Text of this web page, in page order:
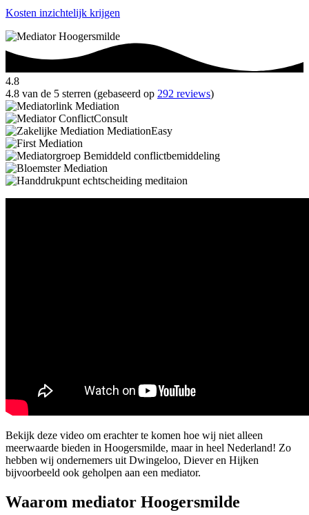
Kosten inzichtelijk krijgen
4.8
4.8 van de 5 sterren (gebaseerd op 292 reviews)
Bekijk deze video om erachter te komen hoe wij niet alleen
meerwaarde bieden in Hoogersmilde, maar in heel Nederland! Zo
hebben wij ondernemers uit Dwingeloo, Diever en Hijken
bijvoorbeeld ook geholpen aan een mediator.
Waarom mediator Hoogersmilde